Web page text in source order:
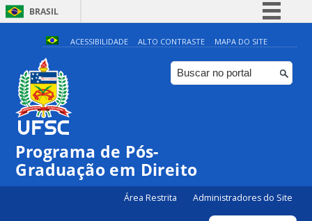
BRASIL
Simplifique!
Comunica BR
Participe
ACESSIBILIDADE ALTO CONTRASTE MAPA DO SITE
Programa de Pós-
Graduação em Direito
Área Restrita Administradores do Site